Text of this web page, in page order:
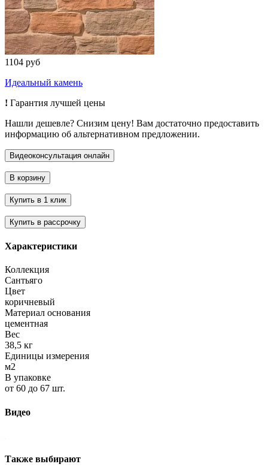
1104 руб
Идеальный камень
! Гарантия лучшей цены
Нашли дешевле? Снизим цену! Вам достаточно предоставить
информацию об альтернативном предложении.
Характеристики
Коллекция
Сантьяго
Цвет
коричневый
Материал основания
цементная
Вес
38,5 кг
Единицы измерения
м2
В упаковке
от 60 до 67 шт.
Видео
Также выбирают